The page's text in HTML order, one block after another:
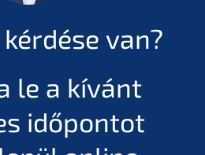
van?
le a kívánt
időpon­tot